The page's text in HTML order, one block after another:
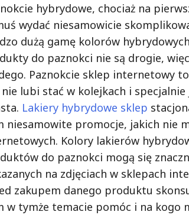
hybrydowe, chociaż na
wydać niesamowicie
dużą gamę kolorów
do paznokci nie są drogie,
Paznokcie sklep internetowy
lubi stać w kolejkach i specjalnie
Lakiery hybrydowe sklep
niesamowite promocje, jakich nie
Kolory lakierów
do paznokci mogą się
na zdjęciach w sklepach
zakupem danego produktu
w tymże temacie pomóc i na kogo